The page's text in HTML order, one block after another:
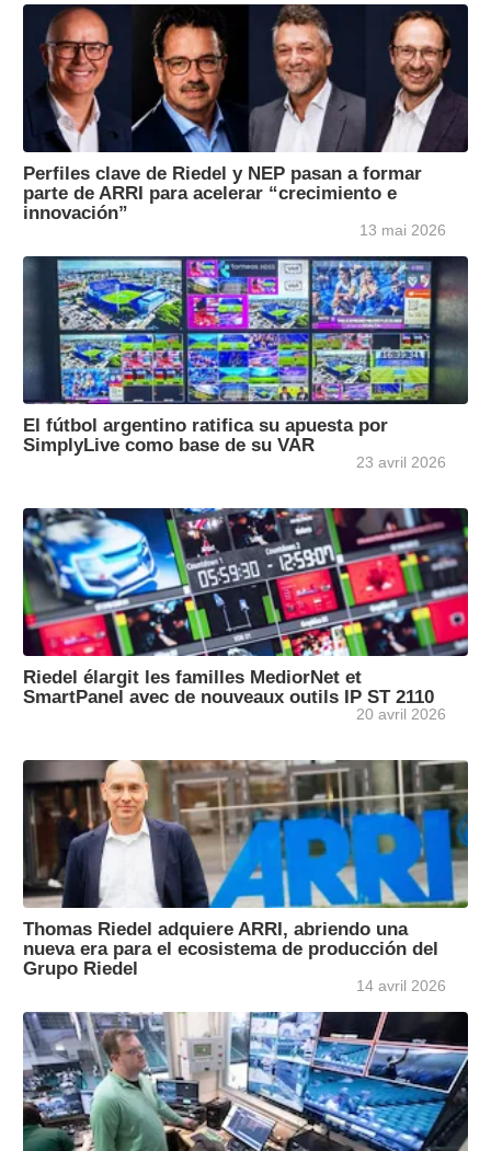
Perfiles clave de Riedel y NEP pasan a formar
parte de ARRI para acelerar “crecimiento e
innovación”
13 mai 2026
El fútbol argentino ratifica su apuesta por
SimplyLive como base de su VAR
23 avril 2026
Riedel élargit les familles MediorNet et
SmartPanel avec de nouveaux outils IP ST 2110
20 avril 2026
Thomas Riedel adquiere ARRI, abriendo una
nueva era para el ecosistema de producción del
Grupo Riedel
14 avril 2026